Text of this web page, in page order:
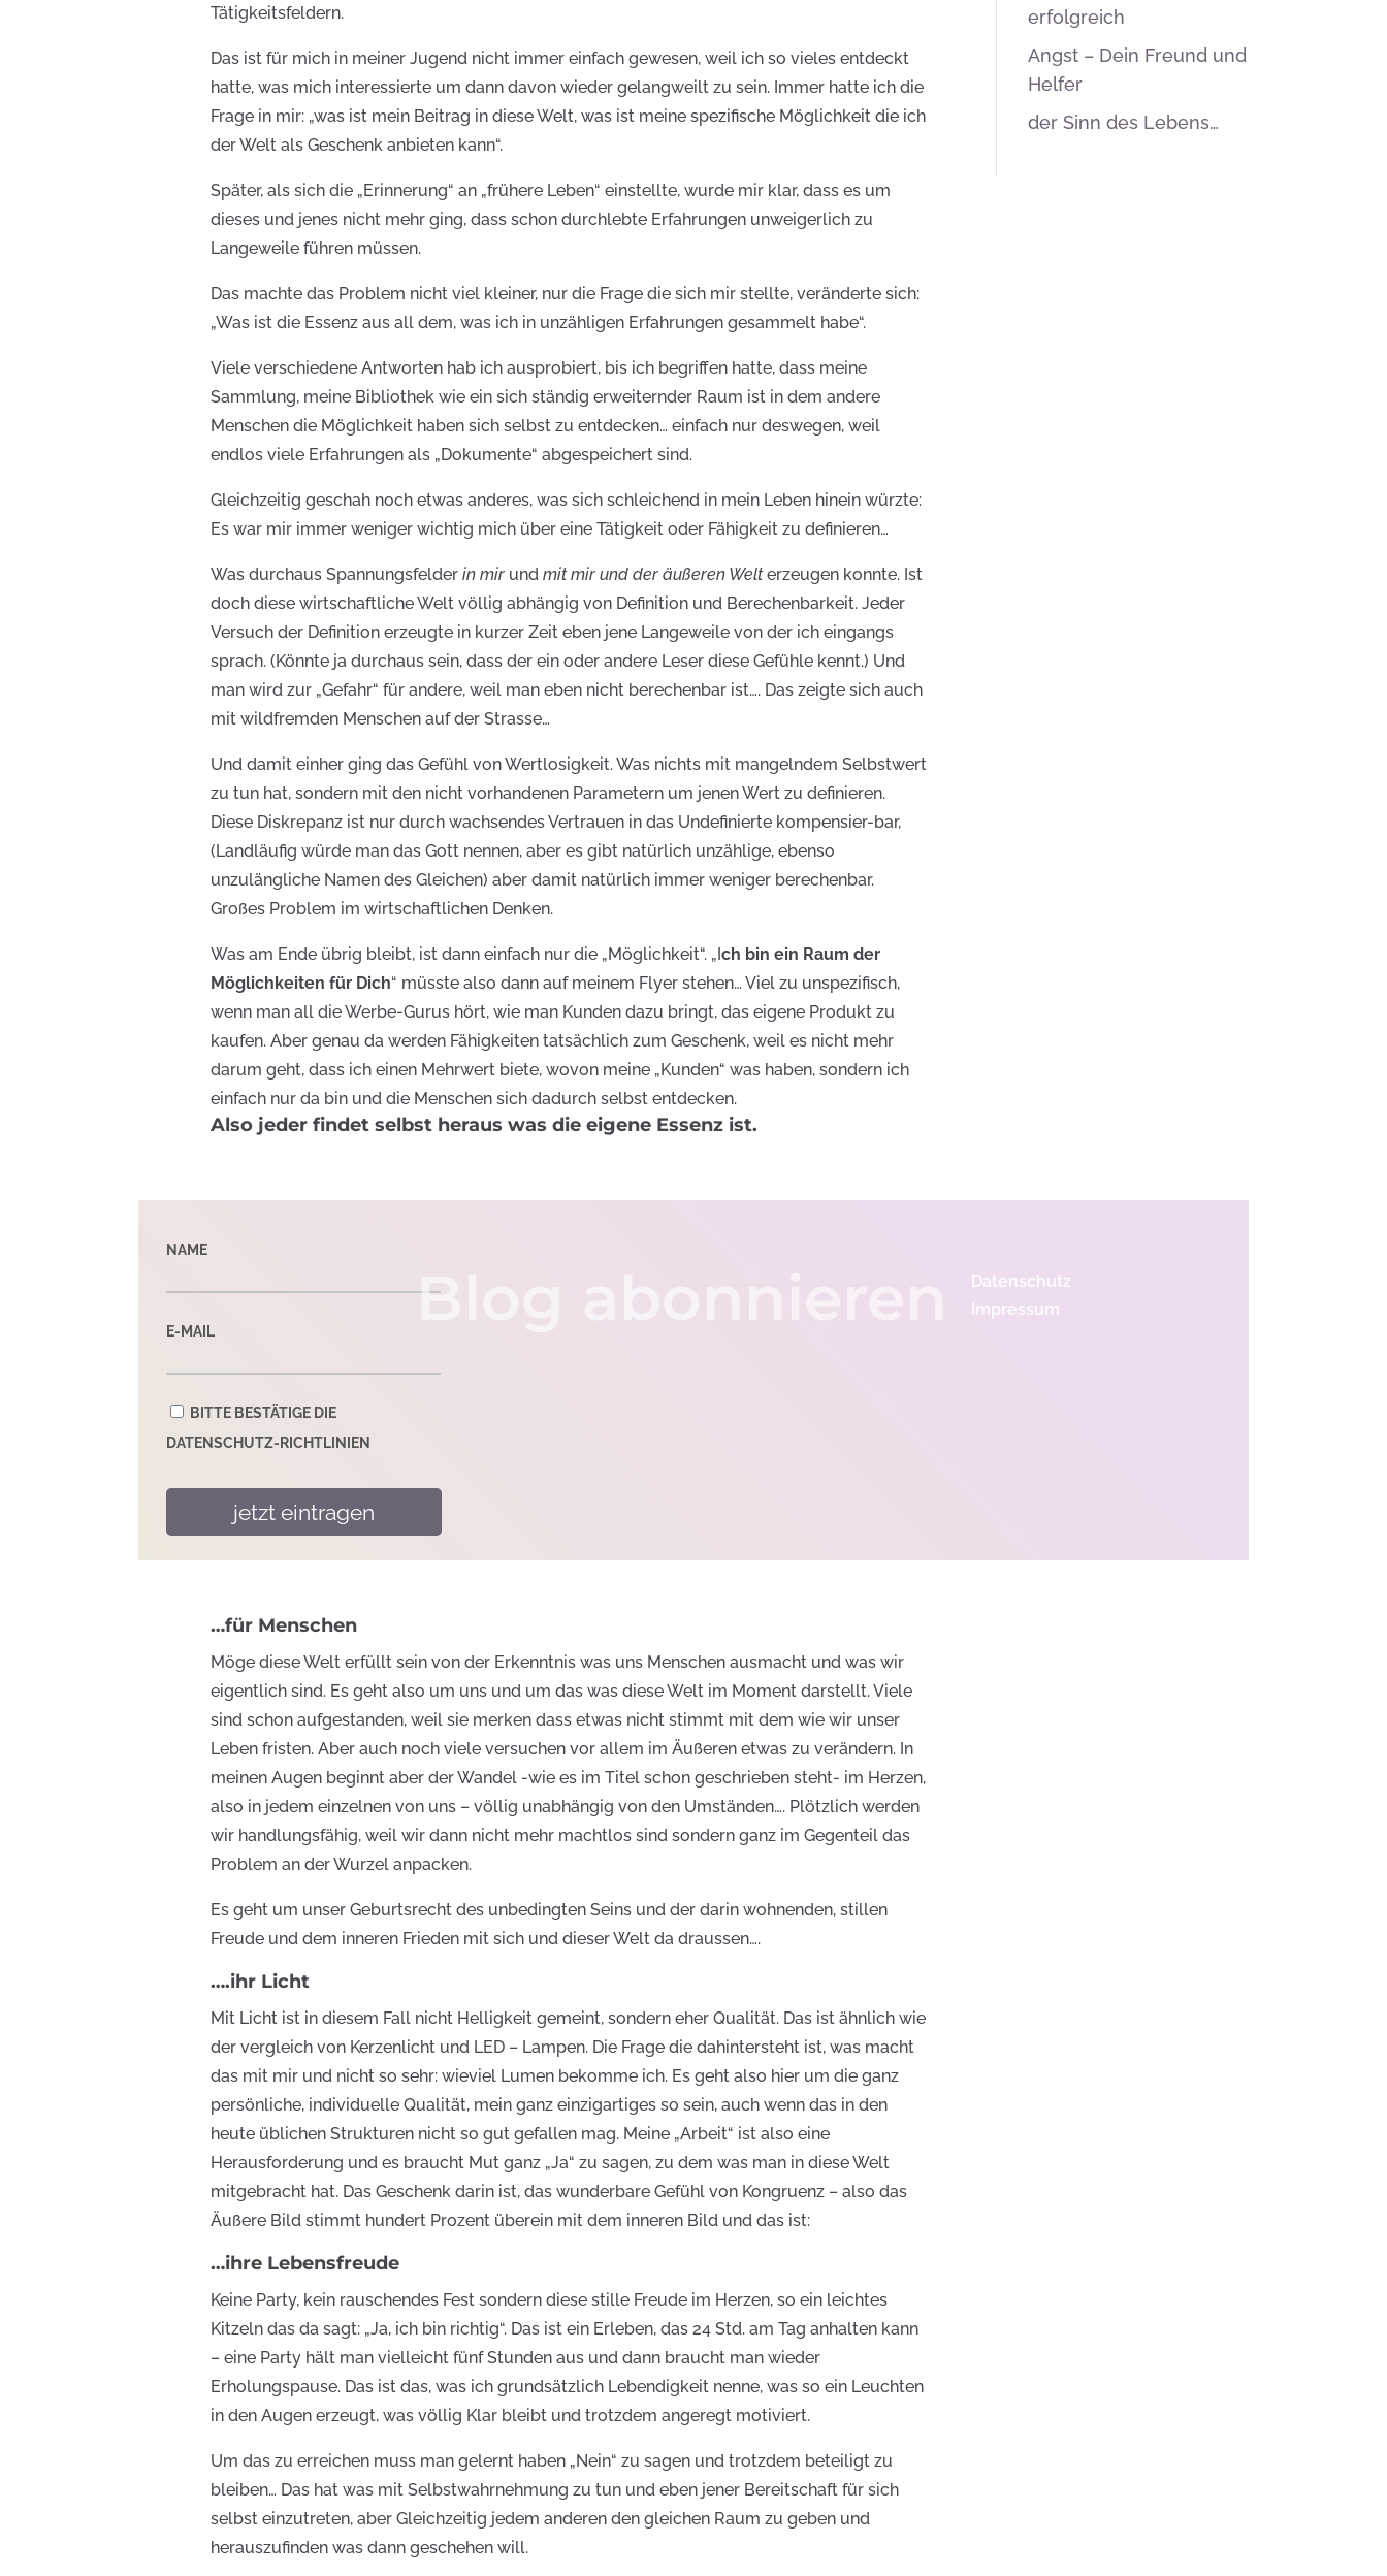
Tätigkeitsfeldern.
Das ist für mich in meiner Jugend nicht immer einfach gewesen, weil ich so vieles entdeckt
hatte, was mich interessierte um dann davon wieder gelangweilt zu sein. Immer hatte ich die
Frage in mir: „was ist mein Beitrag in diese Welt, was ist meine spezifische Möglichkeit die ich
der Welt als Geschenk anbieten kann“.
Später, als sich die „Erinnerung“ an „frühere Leben“ einstellte, wurde mir klar, dass es um
dieses und jenes nicht mehr ging, dass schon durchlebte Erfahrungen unweigerlich zu
Langeweile führen müssen.
Das machte das Problem nicht viel kleiner, nur die Frage die sich mir stellte, veränderte sich:
„Was ist die Essenz aus all dem, was ich in unzähligen Erfahrungen gesammelt habe“.
Viele verschiedene Antworten hab ich ausprobiert, bis ich begriffen hatte, dass meine
Sammlung, meine Bibliothek wie ein sich ständig erweiternder Raum ist in dem andere
Menschen die Möglichkeit haben sich selbst zu entdecken… einfach nur deswegen, weil
endlos viele Erfahrungen als „Dokumente“ abgespeichert sind.
Gleichzeitig geschah noch etwas anderes, was sich schleichend in mein Leben hinein würzte:
Es war mir immer weniger wichtig mich über eine Tätigkeit oder Fähigkeit zu definieren…
Was durchaus Spannungsfelderin mir undmit mir und der äußeren Welterzeugen konnte. Ist
doch diese wirtschaftliche Welt völlig abhängig von Definition und Berechenbarkeit. Jeder
Versuch der Definition erzeugte in kurzer Zeit eben jene Langeweile von der ich eingangs
sprach. (Könnte ja durchaus sein, dass der ein oder andere Leser diese Gefühle kennt.) Und
man wird zur „Gefahr“ für andere, weil man eben nicht berechenbar ist…. Das zeigte sich auch
mit wildfremden Menschen auf der Strasse…
Und damit einher ging das Gefühl von Wertlosigkeit. Was nichts mit mangelndem Selbstwert
zu tun hat, sondern mit den nicht vorhandenen Parametern um jenen Wert zu definieren.
Diese Diskrepanz ist nur durch wachsendes Vertrauen in das Undefinierte kompensier-bar,
(Landläufig würde man das Gott nennen, aber es gibt natürlich unzählige, ebenso
unzulängliche Namen des Gleichen) aber damit natürlich immer weniger berechenbar.
Großes Problem im wirtschaftlichen Denken.
Was am Ende übrig bleibt, ist dann einfach nur die „Möglichkeit“. „Ich bin ein Raum der
Möglichkeiten für Dich“ müsste also dann auf meinem Flyer stehen… Viel zu unspezifisch,
wenn man all die Werbe-Gurus hört, wie man Kunden dazu bringt, das eigene Produkt zu
kaufen. Aber genau da werden Fähigkeiten tatsächlich zum Geschenk, weil es nicht mehr
darum geht, dass ich einen Mehrwert biete, wovon meine „Kunden“ was haben, sondern ich
einfach nur da bin und die Menschen sich dadurch selbst entdecken.
Also jeder findet selbst heraus was die eigene Essenz ist.
erfolgreich
Angst – Dein Freund und
Helfer
der Sinn des Lebens…
NAME
E-MAIL
BITTE BESTÄTIGE DIE
DATENSCHUTZ-RICHTLINIEN
Blog abonnieren
Datenschutz
Impressum
…für Menschen
Möge diese Welt erfüllt sein von der Erkenntnis was uns Menschen ausmacht und was wir
eigentlich sind. Es geht also um uns und um das was diese Welt im Moment darstellt. Viele
sind schon aufgestanden, weil sie merken dass etwas nicht stimmt mit dem wie wir unser
Leben fristen. Aber auch noch viele versuchen vor allem im Äußeren etwas zu verändern. In
meinen Augen beginnt aber der Wandel -wie es im Titel schon geschrieben steht- im Herzen,
also in jedem einzelnen von uns – völlig unabhängig von den Umständen…. Plötzlich werden
wir handlungsfähig, weil wir dann nicht mehr machtlos sind sondern ganz im Gegenteil das
Problem an der Wurzel anpacken.
Es geht um unser Geburtsrecht des unbedingten Seins und der darin wohnenden, stillen
Freude und dem inneren Frieden mit sich und dieser Welt da draussen….
….ihr Licht
Mit Licht ist in diesem Fall nicht Helligkeit gemeint, sondern eher Qualität. Das ist ähnlich wie
der vergleich von Kerzenlicht und LED – Lampen. Die Frage die dahintersteht ist, was macht
das mit mir und nicht so sehr: wieviel Lumen bekomme ich. Es geht also hier um die ganz
persönliche, individuelle Qualität, mein ganz einzigartiges so sein, auch wenn das in den
heute üblichen Strukturen nicht so gut gefallen mag. Meine „Arbeit“ ist also eine
Herausforderung und es braucht Mut ganz „Ja“ zu sagen, zu dem was man in diese Welt
mitgebracht hat. Das Geschenk darin ist, das wunderbare Gefühl von Kongruenz – also das
Äußere Bild stimmt hundert Prozent überein mit dem inneren Bild und das ist:
…ihre Lebensfreude
Keine Party, kein rauschendes Fest sondern diese stille Freude im Herzen, so ein leichtes
Kitzeln das da sagt: „Ja, ich bin richtig“. Das ist ein Erleben, das 24 Std. am Tag anhalten kann
– eine Party hält man vielleicht fünf Stunden aus und dann braucht man wieder
Erholungspause. Das ist das, was ich grundsätzlich Lebendigkeit nenne, was so ein Leuchten
in den Augen erzeugt, was völlig Klar bleibt und trotzdem angeregt motiviert.
Um das zu erreichen muss man gelernt haben „Nein“ zu sagen und trotzdem beteiligt zu
bleiben… Das hat was mit Selbstwahrnehmung zu tun und eben jener Bereitschaft für sich
selbst einzutreten, aber Gleichzeitig jedem anderen den gleichen Raum zu geben und
herauszufinden was dann geschehen will.